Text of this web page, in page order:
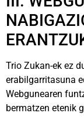
Trio Zukan-ek ez
erabilgarritasuna
Webgunearen
bermatzen etenik